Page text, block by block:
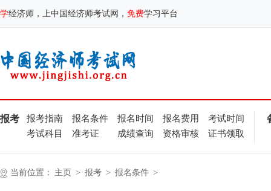
学经济师，上中国经济师考试网， 免费学习平台
报考 报考指南 报名条件 报名时间 报名费用
考试时间
考试科目
准考证 成绩查询 资格审核 证书领取
当前位置： 主页 > 报考 > 报名条件 >